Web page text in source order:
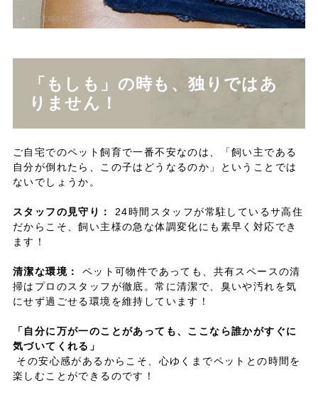
「もしも」の時も、独りではあ
りません！
ご自宅でのペット飼育で一番不安なのは、「飼い主である
自分が倒れたら、この子はどうなるのか」ということでは
ないでしょうか。
スタッフの見守り：
24時間スタッフが常駐しているサ高住
だからこそ、飼い主様の急な体調変化にも素早く対応でき
ます！
清潔な環境：
ペット可物件であっても、共有スペースの清
掃はプロのスタッフが徹底。常に清潔で、臭いや汚れを気
にせず過ごせる環境を維持しています！
「自分に万が一のことがあっても、ここなら誰かがすぐに
気づいてくれる」
その安心感があるからこそ、心ゆくまでペットとの時間を
楽しむことができるのです！